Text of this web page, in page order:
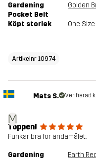
Gardening
Pocket Belt
Golden
Köpt storlek One Size
Artikelnr 10974
M
Mats S. Verifierad
Toppen!
Funkar bra för ändamålet.
Gardening
Earth